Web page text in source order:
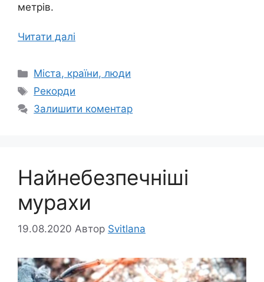
метрів.
Читати далі
Категорії
Міста, країни, люди
Позначки
Рекорди
Залишити коментар
Найнебезпечніші
мурахи
19.08.2020 Автор Svitlana